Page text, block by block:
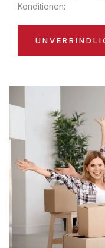
Konditionen: